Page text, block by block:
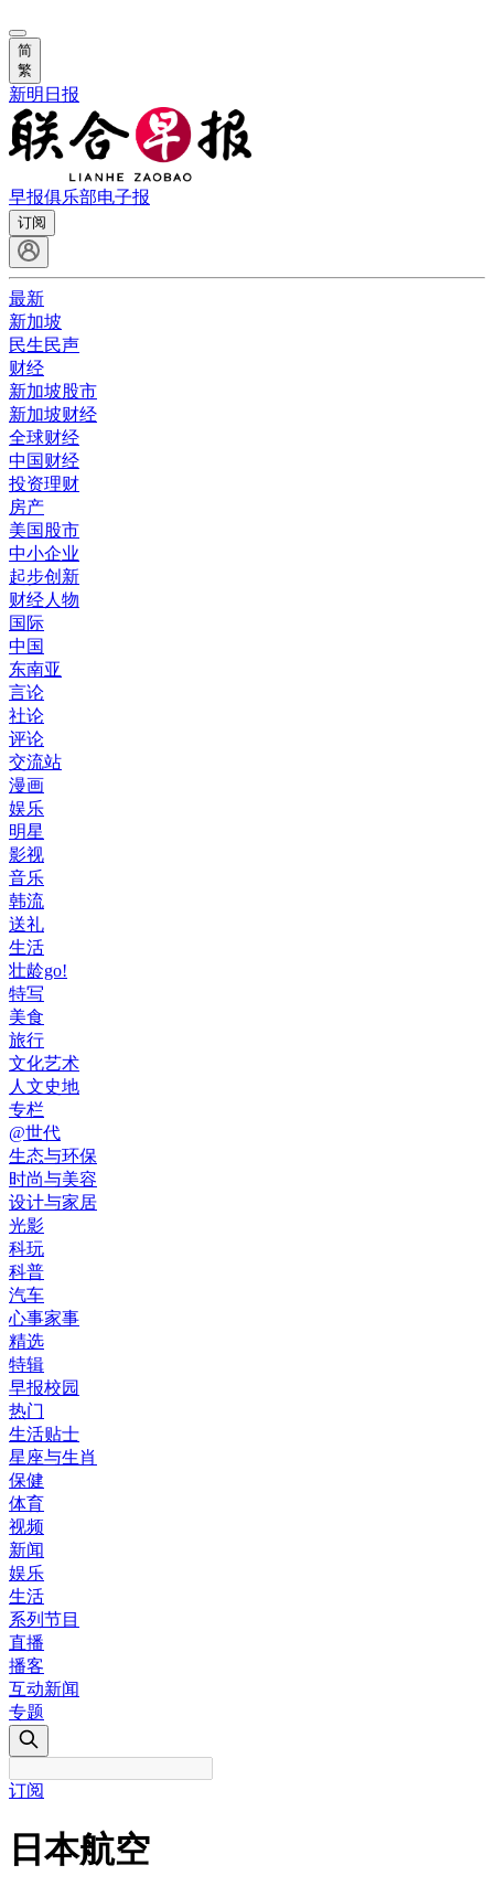
简
繁
新明日报
早报俱乐部电子报
订阅
最新
新加坡
民生民声
财经
新加坡股市
新加坡财经
全球财经
中国财经
投资理财
房产
美国股市
中小企业
起步创新
财经人物
国际
中国
东南亚
言论
社论
评论
交流站
漫画
娱乐
明星
影视
音乐
韩流
送礼
生活
壮龄go!
特写
美食
旅行
文化艺术
人文史地
专栏
@世代
生态与环保
时尚与美容
设计与家居
光影
科玩
科普
汽车
心事家事
精选
特辑
早报校园
热门
生活贴士
星座与生肖
保健
体育
视频
新闻
娱乐
生活
系列节目
直播
播客
互动新闻
专题
订阅
日本航空